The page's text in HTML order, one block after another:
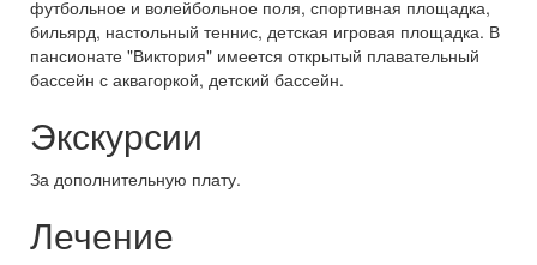
футбольное и волейбольное поля, спортивная площадка,
бильярд, настольный теннис, детская игровая площадка. В
пансионате "Виктория" имеется открытый плавательный
бассейн с аквагоркой, детский бассейн.
Экскурсии
За дополнительную плату.
Лечение